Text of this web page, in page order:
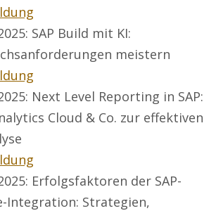
SAP Build mit KI:
meistern
Next Level Reporting in SAP:
Cloud & Co. zur effektiven
Erfolgsfaktoren der SAP-
Integration: Strategien,